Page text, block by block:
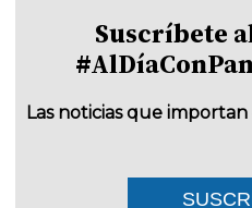
Suscríbete
Las noticias que importan